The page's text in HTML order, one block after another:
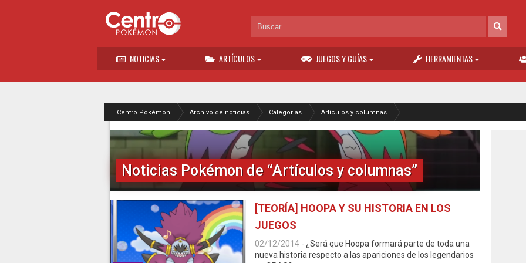
NOTICIAS ARTÍCULOS JUEGOS Y GUÍAS HERRAMIENTAS
Centro Pokémon Archivo de noticias Categorías Artículos y columnas
Noticias Pokémon de “Artículos y columnas”
[TEORÍA] HOOPA Y SU HISTORIA EN LOS
JUEGOS
02/12/2014 - ¿Será que Hoopa formará parte de toda una
nueva historia respecto a las apariciones de los legendarios